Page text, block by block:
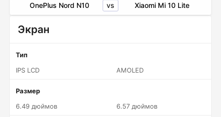
OnePlus Nord N10 vs Xiaomi Mi 10 Lite
Экран
Тип
IPS LCD
AMOLED
Размер
6.49 дюймов
6.57 дюймов